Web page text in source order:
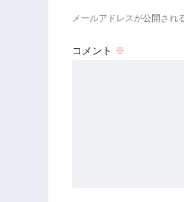
メールアドレスが公開され
コメント ※